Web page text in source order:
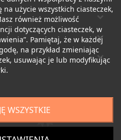
użycie wszystkich ciasteczek,
również możliwość
dotyczących ciasteczek, w
Pamiętaj, że w każdej
na przykład zmieniając
usuwając je lub modyfikując
WSZYSTKIE